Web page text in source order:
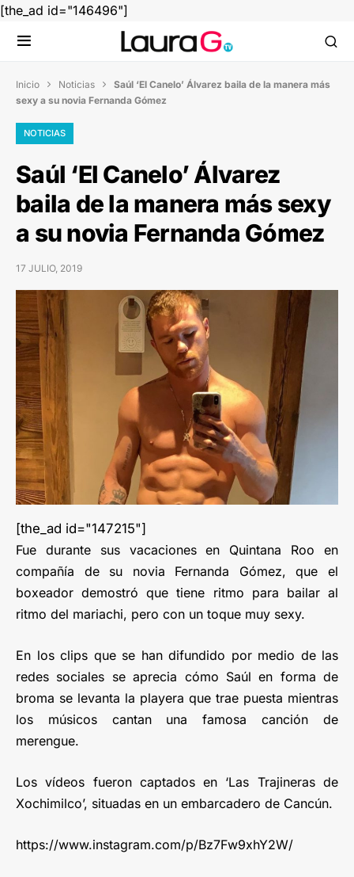
[the_ad id="146496"]
Inicio  Noticias  Saúl ‘El Canelo’ Álvarez baila de la manera más
sexy a su novia Fernanda Gómez
NOTICIAS
Saúl ‘El Canelo’ Álvarez
baila de la manera más sexy
a su novia Fernanda Gómez
17 JULIO, 2019
[the_ad id="147215"]
Fue durante sus vacaciones en Quintana Roo en
compañía de su novia Fernanda Gómez, que el
boxeador demostró que tiene ritmo para bailar al
ritmo del mariachi, pero con un toque muy sexy.
En los clips que se han difundido por medio de las
redes sociales se aprecia cómo Saúl en forma de
broma se levanta la playera que trae puesta mientras
los músicos cantan una famosa canción de
merengue.
Los vídeos fueron captados en ‘Las Trajineras de
Xochimilco’, situadas en un embarcadero de Cancún.
https://www.instagram.com/p/Bz7Fw9xhY2W/